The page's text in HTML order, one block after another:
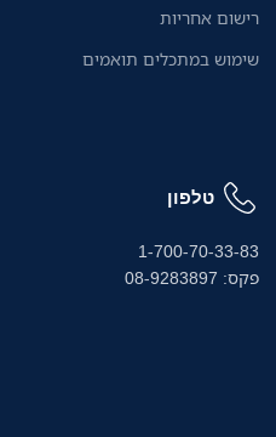
רישום אחריות
שימוש במתכלים תואמים
טלפון
1-700-70-33-83
פקס: 08-9283897